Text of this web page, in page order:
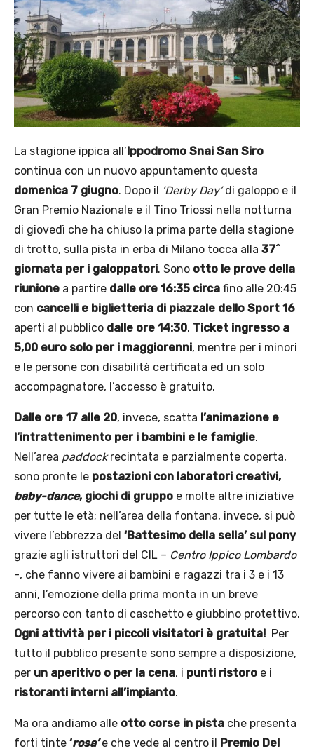
La stagione ippica all’Ippodromo Snai San Siro
continua con un nuovo appuntamento questa
domenica 7 giugno. Dopo il ‘Derby Day’di galoppo e il
Gran Premio Nazionale e il Tino Triossi nella notturna
di giovedì che ha chiuso la prima parte della stagione
di trotto, sulla pista in erba di Milano tocca alla 37^
giornata per i galoppatori. Sono otto le prove della
riunione a partire dalle ore 16:35 circa fino alle 20:45
con cancelli e biglietteria di piazzale dello Sport 16
aperti al pubblico dalle ore 14:30. Ticket ingresso a
5,00 euro solo per i maggiorenni, mentre per i minori
e le persone con disabilità certificata ed un solo
accompagnatore, l’accesso è gratuito.
Dalle ore 17 alle 20, invece, scatta l’animazione e
l’intrattenimento per i bambini e le famiglie.
Nell’area paddockrecintata e parzialmente coperta,
sono pronte le postazioni con laboratori creativi,
baby-dance, giochi di gruppo e molte altre iniziative
per tutte le età; nell’area della fontana, invece, si può
vivere l’ebbrezza del ‘Battesimo della sella’ sul pony
grazie agli istruttori del CIL – Centro Ippico Lombardo
-, che fanno vivere ai bambini e ragazzi tra i 3 e i 13
anni, l’emozione della prima monta in un breve
percorso con tanto di caschetto e giubbino protettivo.
Ogni attività per i piccoli visitatori è gratuita! Per
tutto il pubblico presente sono sempre a disposizione,
per un aperitivo o per la cena, i punti ristoro e i
ristoranti interni all’impianto.
Ma ora andiamo alle otto corse in pista che presenta
forti tinte ‘rosa’e che vede al centro il Premio Del